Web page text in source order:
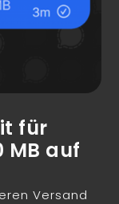
für
MB auf
Versand